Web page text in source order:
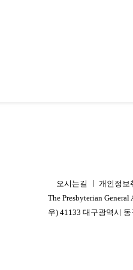
오시는길 ㅣ 개인정보
The Presbyterian
우) 41133 대구광역시